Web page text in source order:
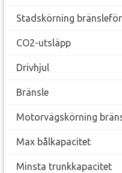
Stadskörning
CO2-utsläpp
Drivhjul
Bränsle
Motorvägskörning
Max bålkapacitet
Minsta trunkkapacitet